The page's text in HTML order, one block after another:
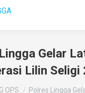
Gelar
Lilin Seligi
OPS Polres Lingga